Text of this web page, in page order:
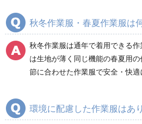
秋冬長袖
食品産業用長袖
食品産業用半袖
秋
秋冬作業服・春夏作業服は
秋冬作業服は通年で着用できる
は生地が薄く同じ機能の春夏用
節に合わせた作業服で安全・快適
環境に配慮した作業服はあ